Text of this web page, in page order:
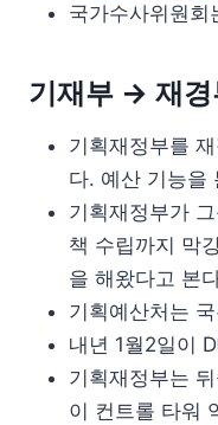
국가수사위원회
기재부 → 재
기획재정부를
다. 예산 기능을
기획재정부가
책 수립까지 막
을 해왔다고 본
기획예산처는
내년 1월2일이
기획재정부는
이 컨트롤 타워